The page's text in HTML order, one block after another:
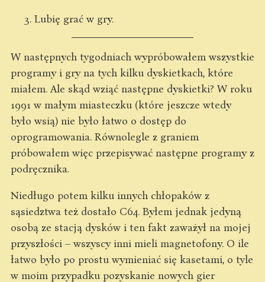
Lubię grać w gry.
W następnych tygodniach wypróbowałem wszystkie
programy i gry na tych kilku dyskietkach, które
miałem. Ale skąd wziąć następne dyskietki? W roku
1991 w małym miasteczku (które jeszcze wtedy
było wsią) nie było łatwo o dostęp do
oprogramowania. Równolegle z graniem
próbowałem więc przepisywać następne programy z
podręcznika.
Niedługo potem kilku innych chłopaków z
sąsiedztwa też dostało C64. Byłem jednak jedyną
osobą ze stacją dysków i ten fakt zaważył na mojej
przyszłości – wszyscy inni mieli magnetofony. O ile
łatwo było po prostu wymieniać się kasetami, o tyle
w moim przypadku pozyskanie nowych gier